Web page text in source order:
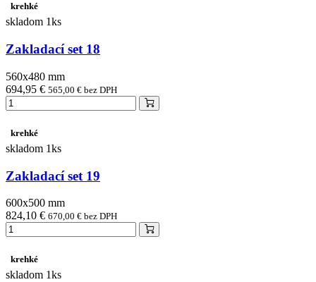
krehké
skladom 1ks
Zakladací set 18
560x480 mm
694,95 € 565,00 € bez DPH
krehké
skladom 1ks
Zakladací set 19
600x500 mm
824,10 € 670,00 € bez DPH
krehké
skladom 1ks